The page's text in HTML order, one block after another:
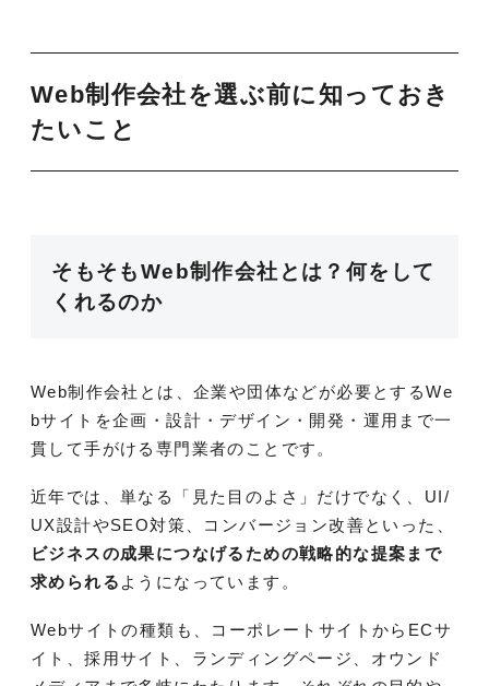
Web制作会社を選ぶ前に知っておき
たいこと
そもそもWeb制作会社とは？何をして
くれるのか
Web制作会社とは、企業や団体などが必要とするWe
bサイトを企画・設計・デザイン・開発・運用まで一
貫して手がける専門業者のことです。
近年では、単なる「見た目のよさ」だけでなく、UI/
UX設計やSEO対策、コンバージョン改善といった、
ビジネスの成果につなげるための戦略的な提案まで
求められる ようになっています。
Webサイトの種類も、コーポレートサイトからECサ
イト、採用サイト、ランディングページ、オウンド